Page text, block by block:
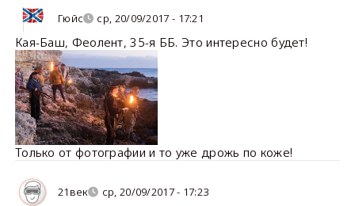
Гюйс ср, 20/09/2017 - 17:21
Кая-Баш, Феолент, 35-я ББ. Это интересно будет!
Только от фотографии и то уже дрожь по коже!
21век ср, 20/09/2017 - 17:23